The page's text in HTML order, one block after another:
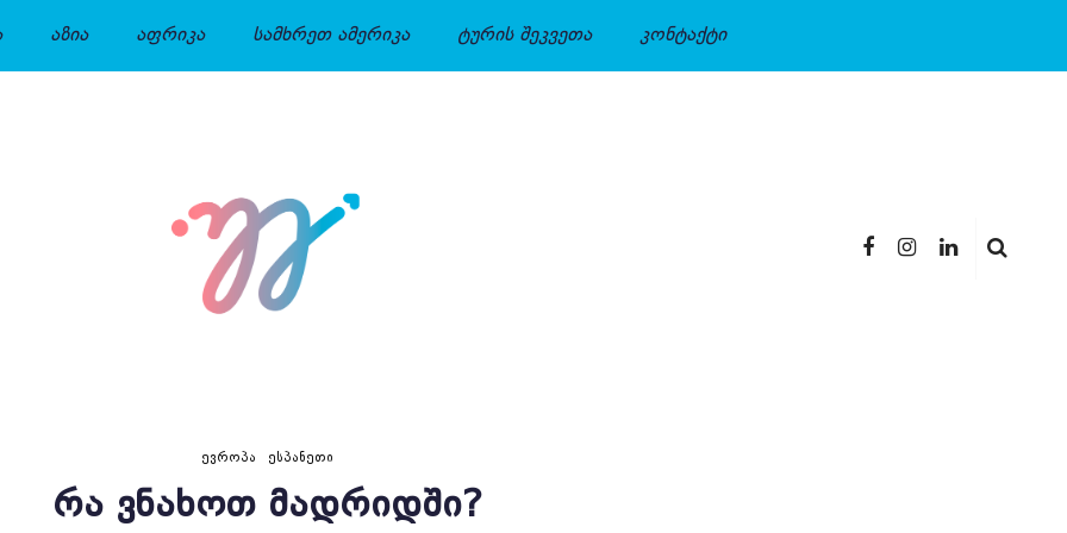
აზია აფრიკა სამხრეთ ამერიკა ტურის შეკვეთა კონტაქტი
ᲔᲕᲠᲝᲞᲐ ᲔᲡᲞᲐᲜᲔᲗᲘ
ᲠᲐ ᲕᲜᲐᲮᲝᲗ ᲛᲐᲓᲠᲘᲓᲨᲘ?